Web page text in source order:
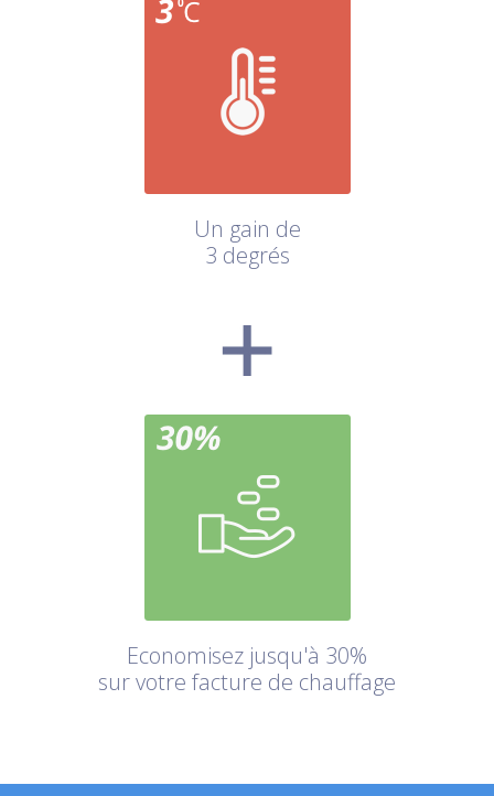
Un gain de
3 degrés
Economisez jusqu'à 30%
sur votre facture de chauffage